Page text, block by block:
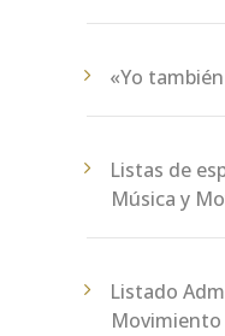
«Yo
Listas de
Música y
Listado
Movimiento